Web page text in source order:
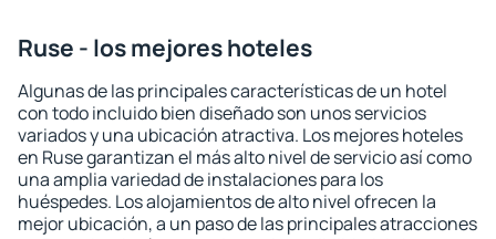
Ruse - los mejores hoteles
Algunas de las principales características de un hotel
con todo incluido bien diseñado son unos servicios
variados y una ubicación atractiva. Los mejores hoteles
en Ruse garantizan el más alto nivel de servicio así como
una amplia variedad de instalaciones para los
huéspedes. Los alojamientos de alto nivel ofrecen la
mejor ubicación, a un paso de las principales atracciones